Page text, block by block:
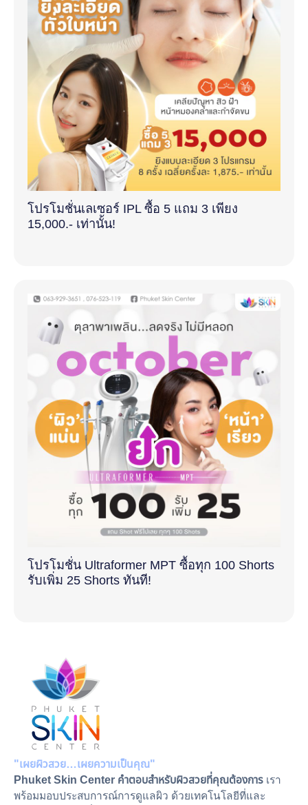
โปรโมชั่นเลเซอร์ IPL ซื้อ 5 แถม 3 เพียง
15,000.- เท่านั้น!
โปรโมชั่น Ultraformer MPT ซื้อทุก 100 Shorts
รับเพิ่ม 25 Shorts ทันที!
"เผยผิวสวย…เผยความเป็นคุณ"
Phuket Skin Center คำตอบสำหรับผิวสวยที่คุณต้องการ เรา
พร้อมมอบประสบการณ์การดูแลผิว ด้วยเทคโนโลยีที่และ